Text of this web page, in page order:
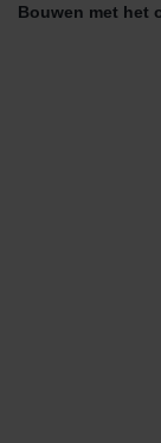
Bouwen met het